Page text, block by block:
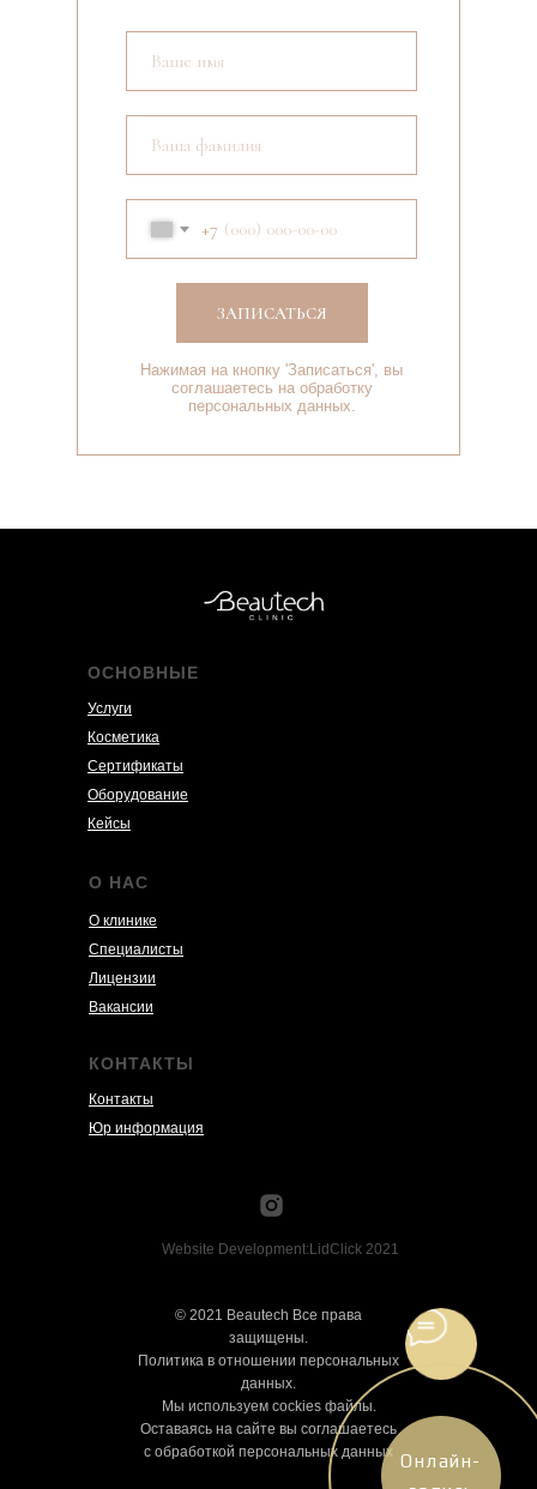
+7
ЗАПИСАТЬСЯ
Нажимая на кнопку 'Записаться', вы
соглашаетесь на обработку
персональных данных.
ОСНОВНЫЕ
Услуги
Косметика
Сертификаты
Оборудование
Кейсы
О НАС
О клинике
Специалисты
Лицензии
Вакансии
КОНТАКТЫ
Контакты
Юр информация
© 2021 Beautech Все права
защищены.
Политика в отношении персональных
данных.
Мы используем cockies файлы.
Оставаясь на сайте вы соглашаетесь
с обработкой персональных данных
Website Development:LidClick 2021
Онлайн-